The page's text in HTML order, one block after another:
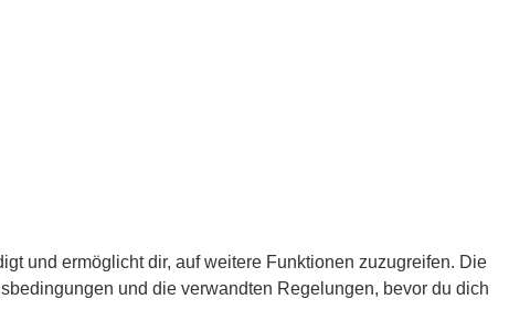
und ermöglicht dir, auf weitere Funktionen zuzugreifen. Die
und die verwandten Regelungen, bevor du dich